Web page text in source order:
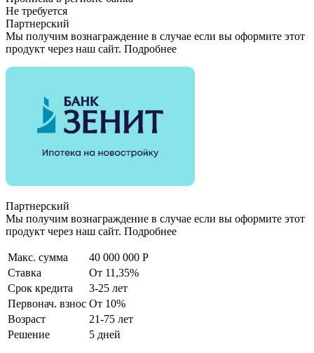
Не требуется
Партнерский
Мы получим вознаграждение в случае если вы оформите этот
продукт через наш сайт. Подробнее
Партнерский
Мы получим вознаграждение в случае если вы оформите этот
продукт через наш сайт. Подробнее
Макс. сумма
40 000 000 Р
Ставка
От 11,35%
Срок кредита
3-25 лет
Первонач. взнос От 10%
Возраст
21-75 лет
Решение
5 дней